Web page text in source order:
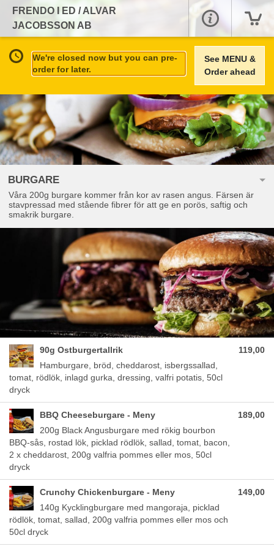
FRENDO I ED / ALVAR
JACOBSSON AB
We're closed now but you can pre-
order for later.
See MENU &
Order ahead
BURGARE
Våra 200g burgare kommer från kor av rasen angus. Färsen är
stavpressad med stående fibrer för att ge en porös, saftig och
smakrik burgare.
90g Ostburgertallrik
Hamburgare, bröd, cheddarost, isbergssallad,
tomat, rödlök, inlagd gurka, dressing, valfri potatis, 50cl
dryck
119,00
BBQ Cheeseburgare - Meny
200g Black Angusburgare med rökig bourbon
BBQ-sås, rostad lök, picklad rödlök, sallad, tomat, bacon,
2 x cheddarost, 200g valfria pommes eller mos, 50cl
dryck
189,00
Crunchy Chickenburgare - Meny
140g Kycklingburgare med mangoraja, picklad
rödlök, tomat, sallad, 200g valfria pommes eller mos och
50cl dryck
149,00